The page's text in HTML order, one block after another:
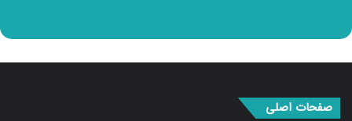
صفحات اصلی